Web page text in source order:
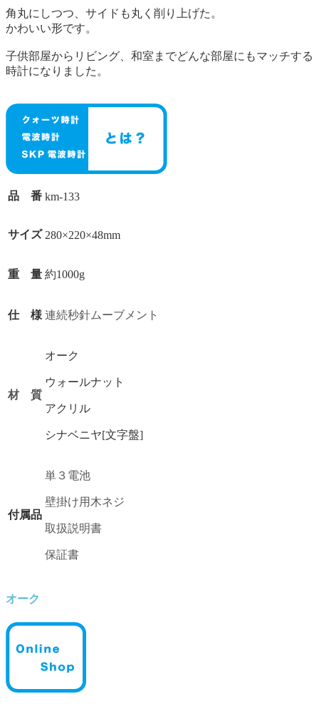
角丸にしつつ、サイドも丸く削り上げた。
かわいい形です。
子供部屋からリビング、和室までどんな部屋にもマッチする
時計になりました。
品 番 km-133
サイズ 280×220×48mm
重 量 約1000g
仕 様 連続秒針ムーブメント
材 質
オーク
ウォールナット
アクリル
シナベニヤ[文字盤]
付属品
単３電池
壁掛け用木ネジ
取扱説明書
保証書
オーク